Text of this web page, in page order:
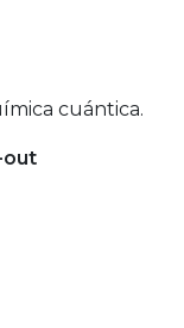
cuántica.
out